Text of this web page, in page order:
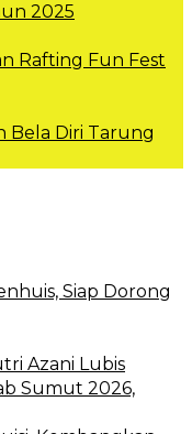
2025
Rafting Fun Fest
Bela Diri Tarung
Siap Dorong
Azani Lubis
Sumut 2026,